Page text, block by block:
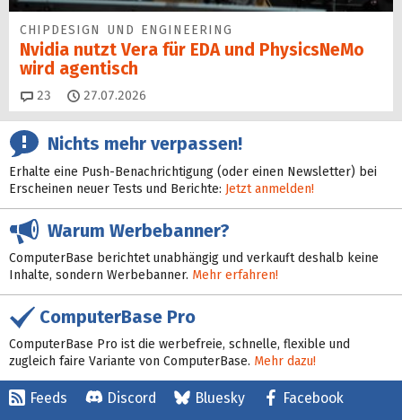
CHIPDESIGN UND ENGINEERING
Nvidia nutzt Vera für EDA und PhysicsNeMo
wird agentisch
23 Kommentare
27.07.2026
Nichts mehr verpassen!
Erhalte eine Push-Benachrichtigung (oder einen Newsletter) bei
Erscheinen neuer Tests und Berichte: Jetzt anmelden!
Warum Werbebanner?
ComputerBase berichtet unabhängig und verkauft deshalb keine
Inhalte, sondern Werbebanner. Mehr erfahren!
ComputerBase Pro
ComputerBase Pro ist die werbefreie, schnelle, flexible und
zugleich faire Variante von ComputerBase. Mehr dazu!
Feeds Discord Bluesky Facebook